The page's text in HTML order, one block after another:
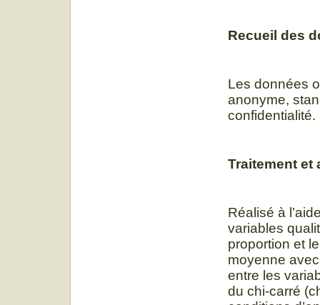
Recueil des
Les données
anonyme,
confidentialité.
Traitement et
Réalisé à
variables
proportion et
moyenne
entre les
du chi-carré